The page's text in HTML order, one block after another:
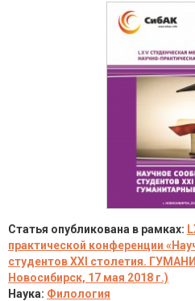
Статья опубликована в рамках:
практической конференции
студентов XXI столетия.
Новосибирск, 17 мая 2018 г.)
Наука: Филология